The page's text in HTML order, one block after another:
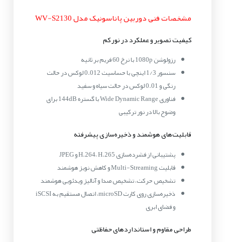
مشخصات فنی دوربین پاناسونیک مدل WV-S2130
کیفیت تصویر و عملکرد در نور کم
رزولوشن 1080p با نرخ 60 فریم بر ثانیه
سنسور 1/3 اینچی با حساسیت 0.012 لوکس در حالت
رنگی و 0.01 لوکس در حالت سیاه و سفید
فناوری Wide Dynamic Range با گستره 144dB برای
وضوح بالا در نور ترکیبی
قابلیت‌های هوشمند و ذخیره‌سازی پیشرفته
پشتیبانی از فشرده‌سازی H.264، H.265 و JPEG
قابلیت Multi-Streaming و کاهش نویز هوشمند
تشخیص حرکت، تشخیص صدا و آنالیز ویدئویی هوشمند
ذخیره‌سازی روی کارت microSD، اتصال مستقیم به iSCSI
و فضای ابری
طراحی مقاوم و استانداردهای حفاظتی